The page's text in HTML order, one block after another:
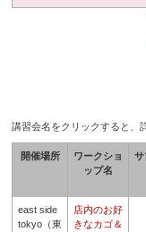
講習会名をクリックすると、
開催場所
ワークショ
ップ名
サ
east side
tokyo（東
店内のお好
きなカゴ＆